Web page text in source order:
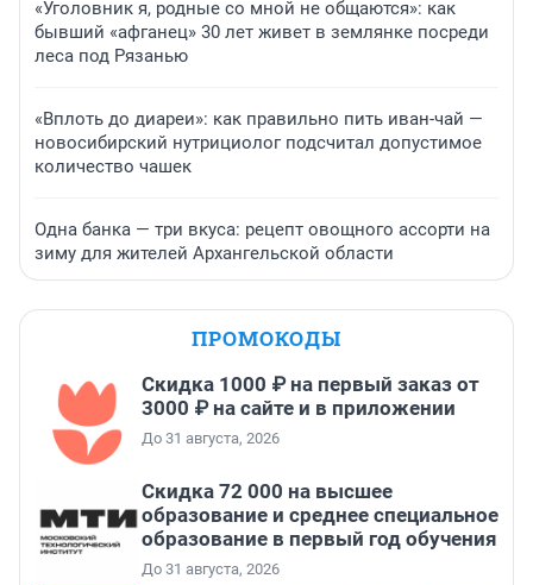
«Уголовник я, родные со мной не общаются»: как
бывший «афганец» 30 лет живет в землянке посреди
леса под Рязанью
«Вплоть до диареи»: как правильно пить иван-чай —
новосибирский нутрициолог подсчитал допустимое
количество чашек
Одна банка — три вкуса: рецепт овощного ассорти на
зиму для жителей Архангельской области
ПРОМОКОДЫ
Скидка 1000 ₽ на первый заказ от
3000 ₽ на сайте и в приложении
До 31 августа, 2026
Скидка 72 000 на высшее
образование и среднее специальное
образование в первый год обучения
До 31 августа, 2026